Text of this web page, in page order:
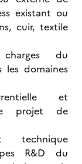
existant ou
cuir, textile
du
les domaines
et
projet de
technique
R&D du